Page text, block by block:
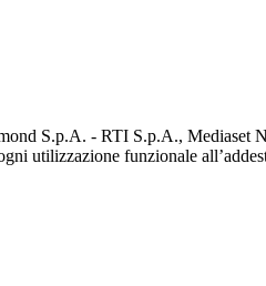
S.p.A. - RTI S.p.A., Mediaset
utilizzazione funzionale